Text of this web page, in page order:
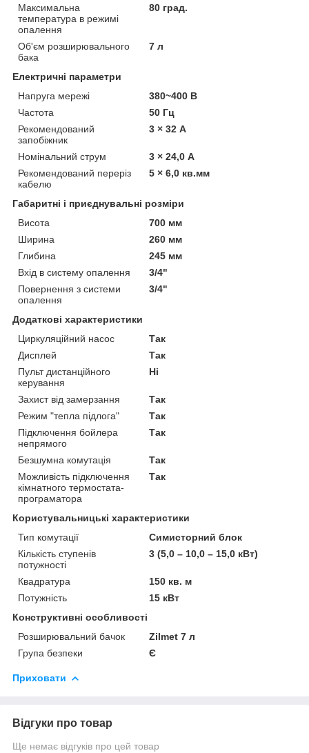
Максимальна
температура в режимі
опалення
80 град.
Об'єм розширювального
бака
7 л
Електричні параметри
Напруга мережі
380~400 В
Частота
50 Гц
Рекомендований
запобіжник
3 × 32 А
Номінальний струм
3 × 24,0 А
Рекомендований переріз
кабелю
5 × 6,0 кв.мм
Габаритні і приєднувальні розміри
Висота
700 мм
Ширина
260 мм
Глибина
245 мм
Вхід в систему опалення
3/4"
Повернення з системи
опалення
3/4"
Додаткові характеристики
Циркуляційний насос
Так
Дисплей
Так
Пульт дистанційного
керування
Ні
Захист від замерзання
Так
Режим "тепла підлога"
Так
Підключення бойлера
непрямого
Так
Безшумна комутація
Так
Можливість підключення
кімнатного термостата-
програматора
Так
Користувальницькі характеристики
Тип комутації
Симисторний блок
Кількість ступенів
потужності
3 (5,0 – 10,0 – 15,0 кВт)
Квадратура
150 кв. м
Потужність
15 кВт
Конструктивні особливості
Розширювальний бачок
Zilmet 7 л
Група безпеки
Є
Приховати
Відгуки про товар
Ще немає відгуків про цей товар